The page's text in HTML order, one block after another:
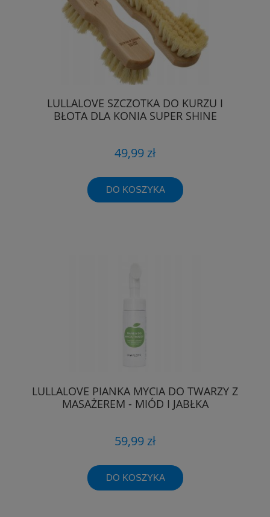
LULLALOVE SZCZOTKA DO KURZU I
BŁOTA DLA KONIA SUPER SHINE
49,99 zł
DO KOSZYKA
LULLALOVE PIANKA MYCIA DO TWARZY Z
MASAŻEREM - MIÓD I JABŁKA
59,99 zł
DO KOSZYKA